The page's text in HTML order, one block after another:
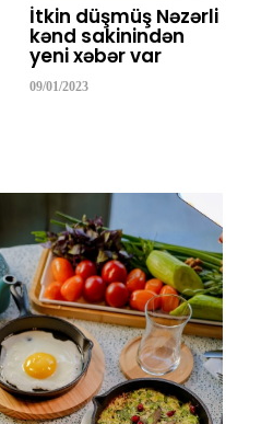
İtkin düşmüş Nəzərli
kənd sakinindən
yeni xəbər var
09/01/2023